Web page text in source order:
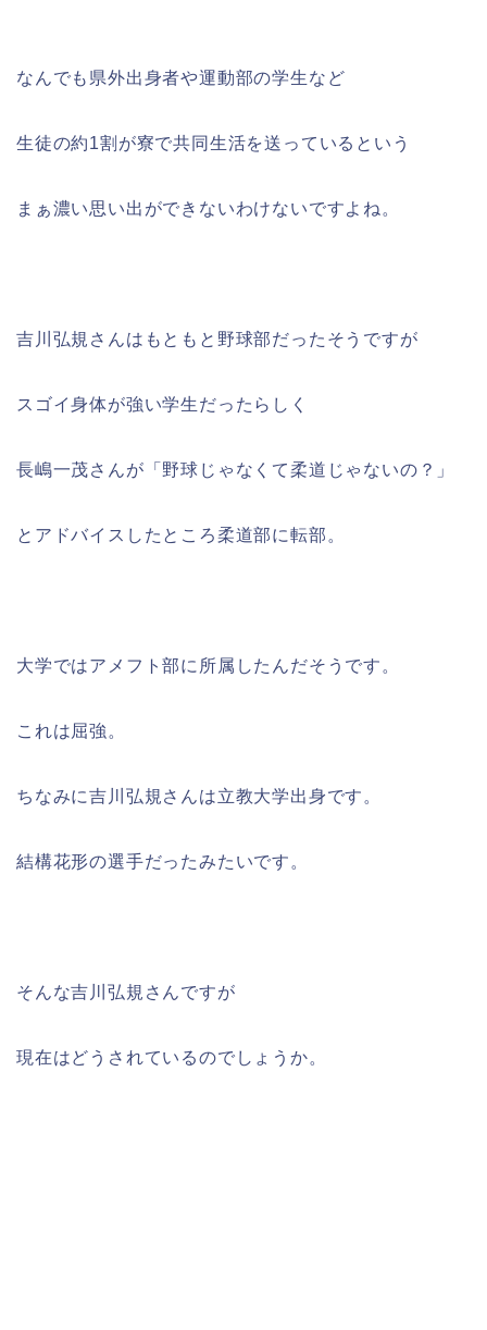
なんでも県外出身者や運動部の学生など
生徒の約1割が寮で共同生活を送っているという
まぁ濃い思い出ができないわけないですよね。
吉川弘規さんはもともと野球部だったそうですが
スゴイ身体が強い学生だったらしく
長嶋一茂さんが「野球じゃなくて柔道じゃないの？」
とアドバイスしたところ柔道部に転部。
大学ではアメフト部に所属したんだそうです。
これは屈強。
ちなみに吉川弘規さんは立教大学出身です。
結構花形の選手だったみたいです。
そんな吉川弘規さんですが
現在はどうされているのでしょうか。